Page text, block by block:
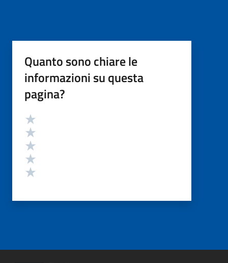
Quanto sono chiare le
informazioni su questa
pagina?
Valutazione